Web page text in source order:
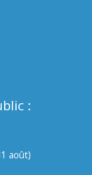
:
août)